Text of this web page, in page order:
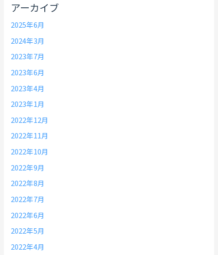
アーカイブ
2025年6月
2024年3月
2023年7月
2023年6月
2023年4月
2023年1月
2022年12月
2022年11月
2022年10月
2022年9月
2022年8月
2022年7月
2022年6月
2022年5月
2022年4月